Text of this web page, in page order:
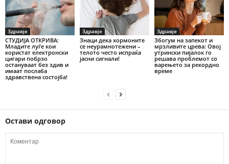
Здравје
СТУДИЈА ОТКРИВА:
Младите луѓе кои
користат електронски
цигари побрзо
остануваат без здив и
имаат послаба
здравствена состојба!
Здравје
Знаци дека хормоните
се неурамнотежени –
телото често испраќа
јасни сигнали!
Здравје
Збогум на запекот и
мрзливите црева: Овој
утрински пијалок го
решава проблемот со
варењето за рекордно
време
Остави одговор